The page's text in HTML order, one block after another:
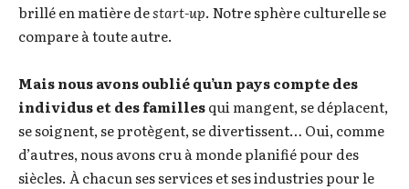
brillé en matière destart-up. Notre sphère culturelle se
compare à toute autre.
Mais nous avons oublié qu’un pays compte des
individus et des famillesqui mangent, se déplacent,
se soignent, se protègent, se divertissent… Oui, comme
d’autres, nous avons cru à monde planifié pour des
siècles. À chacun ses services et ses industries pour le